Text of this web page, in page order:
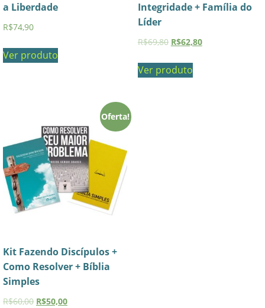
a Liberdade
R$74,90
Ver produto
Integridade + Família do
Líder
R$69,80 R$62,80
Ver produto
Oferta!
Kit Fazendo Discípulos +
Como Resolver + Bíblia
Simples
R$60,00 R$50,00